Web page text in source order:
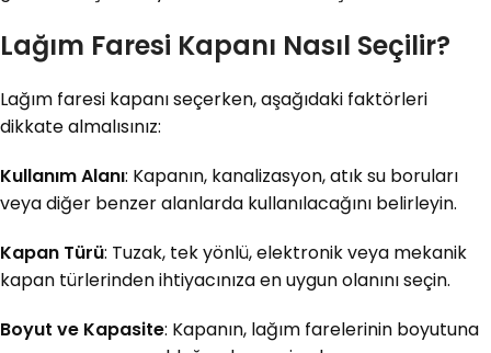
Lağım Faresi Kapanı Nasıl Seçilir?
Lağım faresi kapanı seçerken, aşağıdaki faktörleri
dikkate almalısınız:
Kullanım Alanı: Kapanın, kanalizasyon, atık su boruları
veya diğer benzer alanlarda kullanılacağını belirleyin.
Kapan Türü: Tuzak, tek yönlü, elektronik veya mekanik
kapan türlerinden ihtiyacınıza en uygun olanını seçin.
Boyut ve Kapasite: Kapanın, lağım farelerinin boyutuna